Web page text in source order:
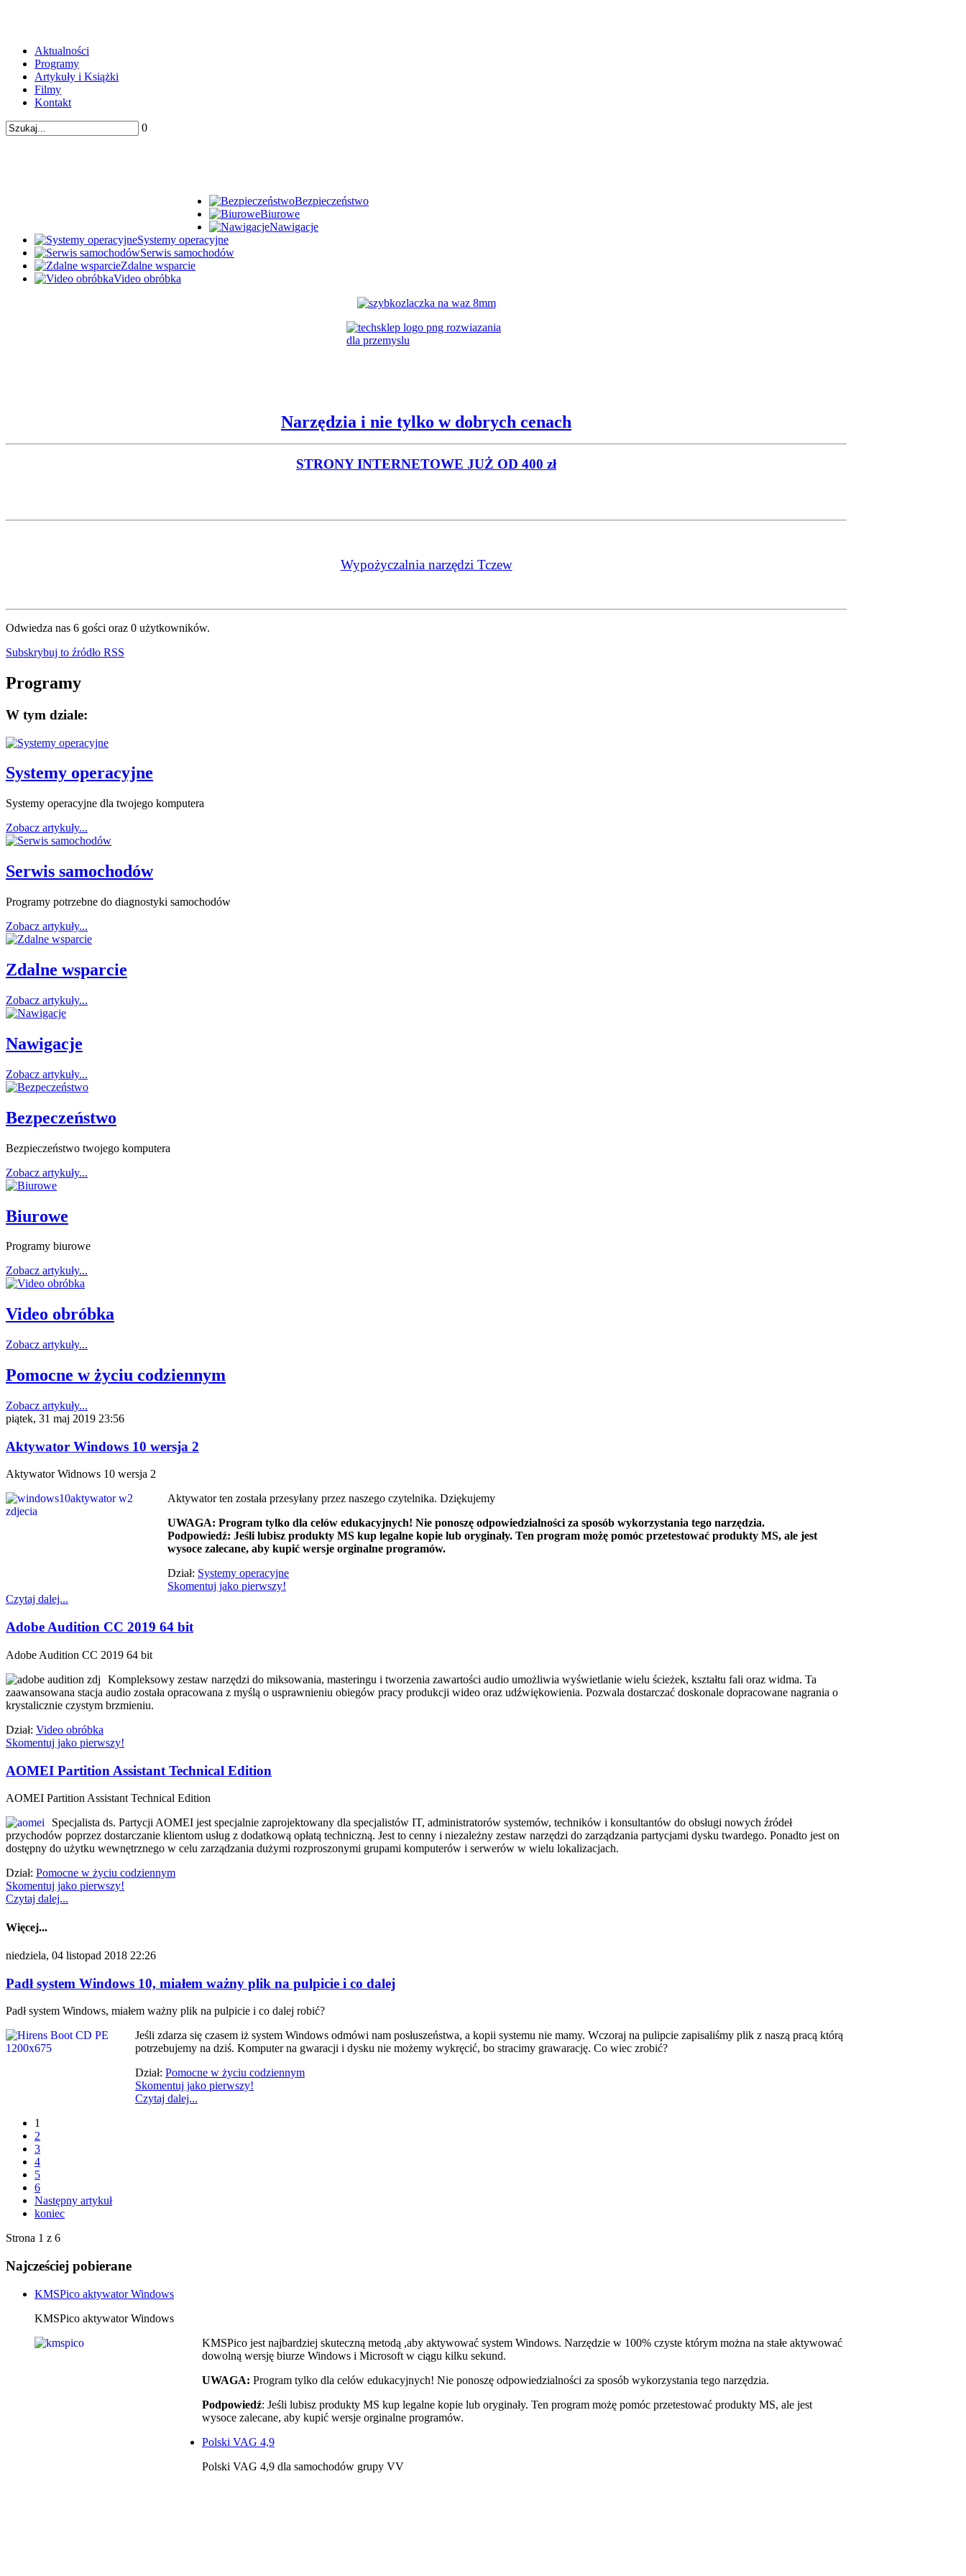
Aktualności
Programy
Artykuły i Książki
Filmy
Kontakt
0
Bezpieczeństwo
Biurowe
Nawigacje
Systemy operacyjne
Serwis samochodów
Zdalne wsparcie
Video obróbka
Narzędzia i nie tylko w dobrych cenach
STRONY INTERNETOWE JUŻ OD 400 zł
Wypożyczalnia narzędzi Tczew
Odwiedza nas 6 gości oraz 0 użytkowników.
Subskrybuj to źródło RSS
Programy
W tym dziale:
Systemy operacyjne
Systemy operacyjne dla twojego komputera
Zobacz artykuły...
Serwis samochodów
Programy potrzebne do diagnostyki samochodów
Zobacz artykuły...
Zdalne wsparcie
Zobacz artykuły...
Nawigacje
Zobacz artykuły...
Bezpeczeństwo
Bezpieczeństwo twojego komputera
Zobacz artykuły...
Biurowe
Programy biurowe
Zobacz artykuły...
Video obróbka
Zobacz artykuły...
Pomocne w życiu codziennym
Zobacz artykuły...
piątek, 31 maj 2019 23:56
Aktywator Windows 10 wersja 2
Aktywator Widnows 10 wersja 2
Aktywator ten została przesyłany przez naszego czytelnika. Dziękujemy
UWAGA: Program tylko dla celów edukacyjnych! Nie ponoszę odpowiedzialności za sposób wykorzystania tego narzędzia.
Podpowiedź: Jeśli lubisz produkty MS kup legalne kopie lub oryginały. Ten program możę pomóc przetestować produkty MS, ale jest
wysoce zalecane, aby kupić wersje orginalne programów.
Dział: Systemy operacyjne
Skomentuj jako pierwszy!
Czytaj dalej...
Adobe Audition CC 2019 64 bit
Adobe Audition CC 2019 64 bit
Kompleksowy zestaw narzędzi do miksowania, masteringu i tworzenia zawartości audio umożliwia wyświetlanie wielu ścieżek, kształtu fali oraz widma. Ta
zaawansowana stacja audio została opracowana z myślą o usprawnieniu obiegów pracy produkcji wideo oraz udźwiękowienia. Pozwala dostarczać doskonale dopracowane nagrania o
krystalicznie czystym brzmieniu.
Dział: Video obróbka
Skomentuj jako pierwszy!
AOMEI Partition Assistant Technical Edition
AOMEI Partition Assistant Technical Edition
Specjalista ds. Partycji AOMEI jest specjalnie zaprojektowany dla specjalistów IT, administratorów systemów, techników i konsultantów do obsługi nowych źródeł
przychodów poprzez dostarczanie klientom usług z dodatkową opłatą techniczną. Jest to cenny i niezależny zestaw narzędzi do zarządzania partycjami dysku twardego. Ponadto jest on
dostępny do użytku wewnętrznego w celu zarządzania dużymi rozproszonymi grupami komputerów i serwerów w wielu lokalizacjach.
Dział: Pomocne w życiu codziennym
Skomentuj jako pierwszy!
Czytaj dalej...
Więcej...
niedziela, 04 listopad 2018 22:26
Padł system Windows 10, miałem ważny plik na pulpicie i co dalej
Padł system Windows, miałem ważny plik na pulpicie i co dalej robić?
Jeśli zdarza się czasem iż system Windows odmówi nam posłuszeństwa, a kopii systemu nie mamy. Wczoraj na pulipcie zapisaliśmy plik z naszą pracą którą
potrzebujemy na dziś. Komputer na gwaracji i dysku nie możemy wykręcić, bo stracimy grawarację. Co wiec zrobić?
Dział: Pomocne w życiu codziennym
Skomentuj jako pierwszy!
Czytaj dalej...
1
2
3
4
5
6
Następny artykuł
koniec
Strona 1 z 6
Najcześciej pobierane
KMSPico aktywator Windows
KMSPico aktywator Windows
KMSPico jest najbardziej skuteczną metodą ,aby aktywować system Windows. Narzędzie w 100% czyste którym można na stałe aktywować
dowolną wersję biurze Windows i Microsoft w ciągu kilku sekund.
UWAGA: Program tylko dla celów edukacyjnych! Nie ponoszę odpowiedzialności za sposób wykorzystania tego narzędzia.
Podpowiedź: Jeśli lubisz produkty MS kup legalne kopie lub oryginały. Ten program możę pomóc przetestować produkty MS, ale jest
wysoce zalecane, aby kupić wersje orginalne programów.
Polski VAG 4,9
Polski VAG 4,9 dla samochodów grupy VV